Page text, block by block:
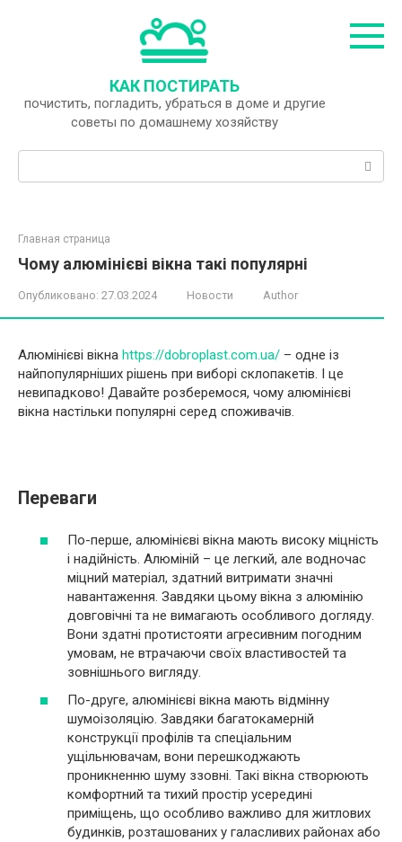
КАК ПОСТИРАТЬ
почистить, погладить, убраться в доме и другие
советы по домашнему хозяйству
Главная страница
Чому алюмінієві вікна такі популярні
Опубликовано: 27.03.2024 Новости Author
Алюмінієві вікна https://dobroplast.com.ua/ – одне із
найпопулярніших рішень при виборі склопакетів. І це
невипадково! Давайте розберемося, чому алюмінієві
вікна настільки популярні серед споживачів.
Переваги
По-перше, алюмінієві вікна мають високу міцність
і надійність. Алюміній – це легкий, але водночас
міцний матеріал, здатний витримати значні
навантаження. Завдяки цьому вікна з алюмінію
довговічні та не вимагають особливого догляду.
Вони здатні протистояти агресивним погодним
умовам, не втрачаючи своїх властивостей та
зовнішнього вигляду.
По-друге, алюмінієві вікна мають відмінну
шумоізоляцію. Завдяки багатокамерній
конструкції профілів та спеціальним
ущільнювачам, вони перешкоджають
проникненню шуму ззовні. Такі вікна створюють
комфортний та тихий простір усередині
приміщень, що особливо важливо для житлових
будинків, розташованих у галасливих районах або